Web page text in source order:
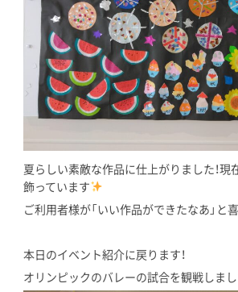
夏らしい素敵な作品に仕上がりました！現
飾っています
ご利用者様が「いい作品ができたなあ」と
本日のイベント紹介に戻ります！
オリンピックのバレーの試合を観戦しま